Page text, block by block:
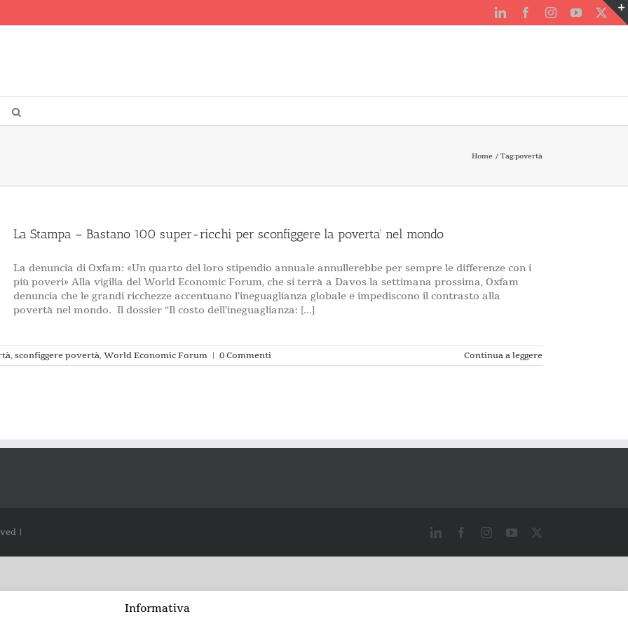
LinkedInFacebookInstagramYouTube
X
Home Tag:povertà
La Stampa – Bastano 100 super-ricchi per sconfiggere la poverta’ nel mondo
La denuncia di Oxfam: «Un quarto del loro stipendio annuale annullerebbe per sempre le differenze con i
più poveri» Alla vigilia del World Economic Forum, che si terrà a Davos la settimana prossima, Oxfam
denuncia che le grandi ricchezze accentuano l’ineguaglianza globale e impediscono il contrasto alla
povertà nel mondo. Il dossier “Il costo dell’ineguaglianza: [...]
, sconfiggere povertà, World Economic Forum | 0 Commenti Continua a leggere
| LinkedInFacebookInstagramYouTube
Informativa